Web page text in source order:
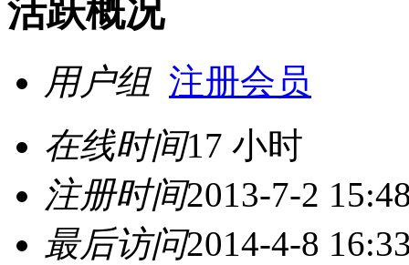
活跃概况
用户组 注册会员
在线时间17 小时
注册时间2013-7-2
最后访问2014-4-8